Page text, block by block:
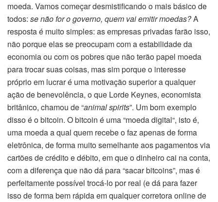
moeda. Vamos começar desmistificando o mais básico de
todos: se não for o governo, quem vai emitir moedas?A
resposta é muito simples: as empresas privadas farão isso,
não porque elas se preocupam com a estabilidade da
economia ou com os pobres que não terão papel moeda
para trocar suas coisas, mas sim porque o interesse
próprio em lucrar é uma motivação superior a qualquer
ação de benevolência, o que Lorde Keynes, economista
britânico, chamou de “animal spirits”. Um bom exemplo
disso é o bitcoin. O bitcoin é uma “moeda digital“, isto é,
uma moeda a qual quem recebe o faz apenas de forma
eletrônica, de forma muito semelhante aos pagamentos via
cartões de crédito e débito, em que o dinheiro cai na conta,
com a diferença que não dá para “sacar bitcoins”, mas é
perfeitamente possível trocá-lo por real (e dá para fazer
isso de forma bem rápida em qualquer corretora online de